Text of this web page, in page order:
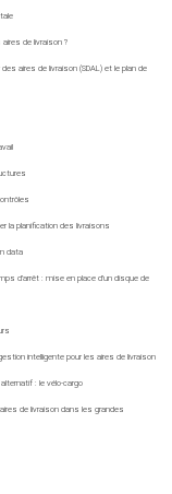
de livraison ?
aires de livraison (SDAL) et le plan de
la planification des livraisons
data
d’arrêt : mise en place d’un disque de
intelligente pour les aires de livraison
: le vélo-cargo
de livraison dans les grandes